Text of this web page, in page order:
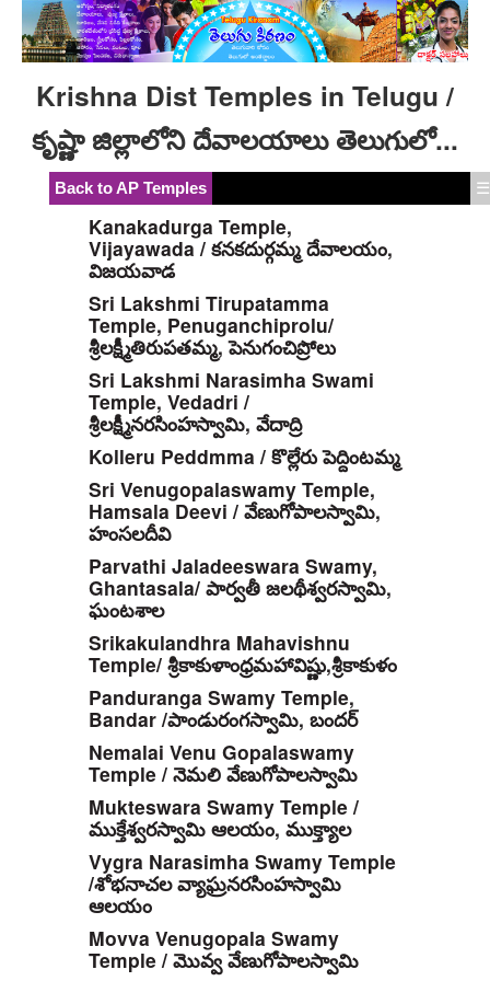
Krishna Dist Temples in Telugu /
కృష్ణా జిల్లాలోని దేవాలయాలు తెలుగులో...
Back to AP Temples ☰
Kanakadurga Temple,
Vijayawada / కనకదుర్గమ్మ దేవాలయం,
విజయవాడ
Sri Lakshmi Tirupatamma
Temple, Penuganchiprolu/
శ్రీలక్ష్మీతిరుపతమ్మ, పెనుగంచిప్రోలు
Sri Lakshmi Narasimha Swami
Temple, Vedadri /
శ్రీలక్ష్మీనరసింహస్వామి, వేదాద్రి
Kolleru Peddmma / కొల్లేరు పెద్దింటమ్మ
Sri Venugopalaswamy Temple,
Hamsala Deevi / వేణుగోపాలస్వామి,
హంసలదీవి
Parvathi Jaladeeswara Swamy,
Ghantasala/ పార్వతీ జలథీశ్వరస్వామి,
ఘంటశాల
Srikakulandhra Mahavishnu
Temple/ శ్రీకాకుళాంధ్రమహావిష్ణు,శ్రీకాకుళం
Panduranga Swamy Temple,
Bandar /పాండురంగస్వామి, బందర్
Nemalai Venu Gopalaswamy
Temple / నెమలి వేణుగోపాలస్వామి
Mukteswara Swamy Temple /
ముక్తేశ్వరస్వామి ఆలయం, ముక్త్యాల
Vygra Narasimha Swamy Temple
/శోభనాచల వ్యాఘ్రనరసింహస్వామి
ఆలయం
Movva Venugopala Swamy
Temple / మొవ్వ వేణుగోపాలస్వామి